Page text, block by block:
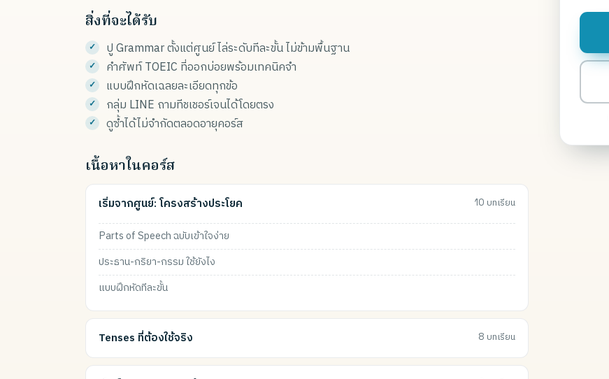
สิ่งที่จะได้รับ
ปู Grammar ตั้งแต่ศูนย์ ไล่ระดับทีละขั้น ไม่ข้ามพื้นฐาน
คำศัพท์ TOEIC ที่ออกบ่อยพร้อมเทคนิคจำ
แบบฝึกหัดเฉลยละเอียดทุกข้อ
กลุ่ม LINE ถามทีชเชอร์เจนได้โดยตรง
ดูซ้ำได้ไม่จำกัดตลอดอายุคอร์ส
เนื้อหาในคอร์ส
เริ่มจากศูนย์: โครงสร้างประโยค 10 บทเรียน
Parts of Speech ฉบับเข้าใจง่าย
ประธาน-กริยา-กรรม ใช้ยังไง
แบบฝึกหัดทีละขั้น
Tenses ที่ต้องใช้จริง 8 บทเรียน